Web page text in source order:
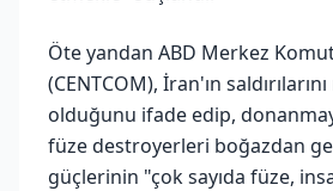
Öte yandan ABD Merkez
(CENTCOM), İran'ın
olduğunu ifade edip,
füze destroyerleri boğazdan
güçlerinin "çok sayıda füze,